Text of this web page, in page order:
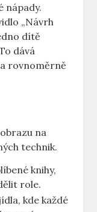
nápady.
„Návrh
dítě
dává
rovnoměrně
na
technik.
knihy,
role.
kde každé